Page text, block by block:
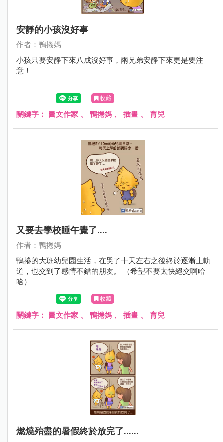
安靜的小孩沒好事
作者：鴨捲媽
小孩只要安靜下來八成沒好事，兩兄弟安靜下來更是要注
意！
收藏
關鍵字： 圖文作家 、 鴨捲媽 、 插畫 、 育兒
又要去學校睡午覺了....
作者：鴨捲媽
鴨捲的大班幼兒園生活，在哭了十天左右之後終於逐漸上軌
道，也交到了感情不錯的朋友。 （希望不要太快絕交啊哈
哈）
收藏
關鍵字： 圖文作家 、 鴨捲媽 、 插畫 、 育兒
燃燒殆盡的暑假終於放完了......